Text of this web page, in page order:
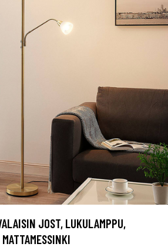
JOST, LUKULAMPPU,
MATTAMESSINKI